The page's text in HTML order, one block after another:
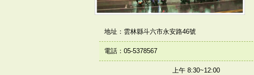
地址：雲林縣斗六市永安路46號
電話： 05-5378567
上午8:30~12:00